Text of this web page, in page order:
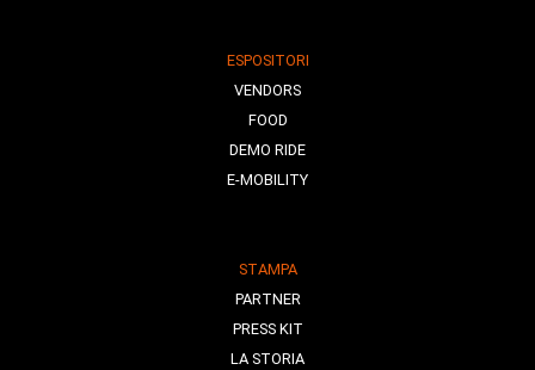
ESPOSITORI
VENDORS
FOOD
DEMO RIDE
E-MOBILITY
STAMPA
PARTNER
PRESS KIT
LA STORIA